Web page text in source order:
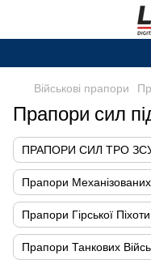
Військові прапори
Прапори сил
ПРАПОРИ СИЛ ТРО
Прапори Механізованих
Прапори Гірської Піхоти
Прапори Танкових